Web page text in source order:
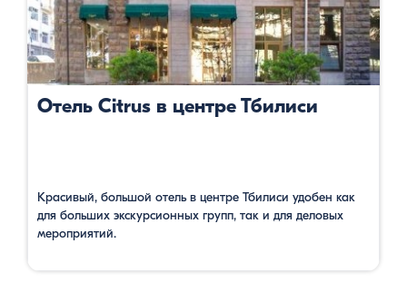
Отель Citrus в центре Тбилиси
Красивый, большой отель в центре Тбилиси удобен как
для больших экскурсионных групп, так и для деловых
мероприятий.